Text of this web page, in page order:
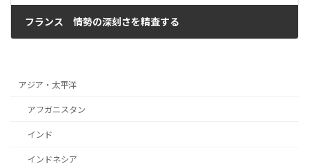
フランス 情勢の深刻さを精査する
アジア・太平洋
アフガニスタン
インド
インドネシア